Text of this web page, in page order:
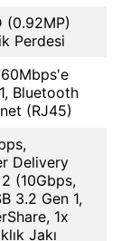
(0.92MP)
Perdesi
Bluetooth
(RJ45)
Delivery
(10Gbps,
3.2 Gen 1,
1x
Jakı